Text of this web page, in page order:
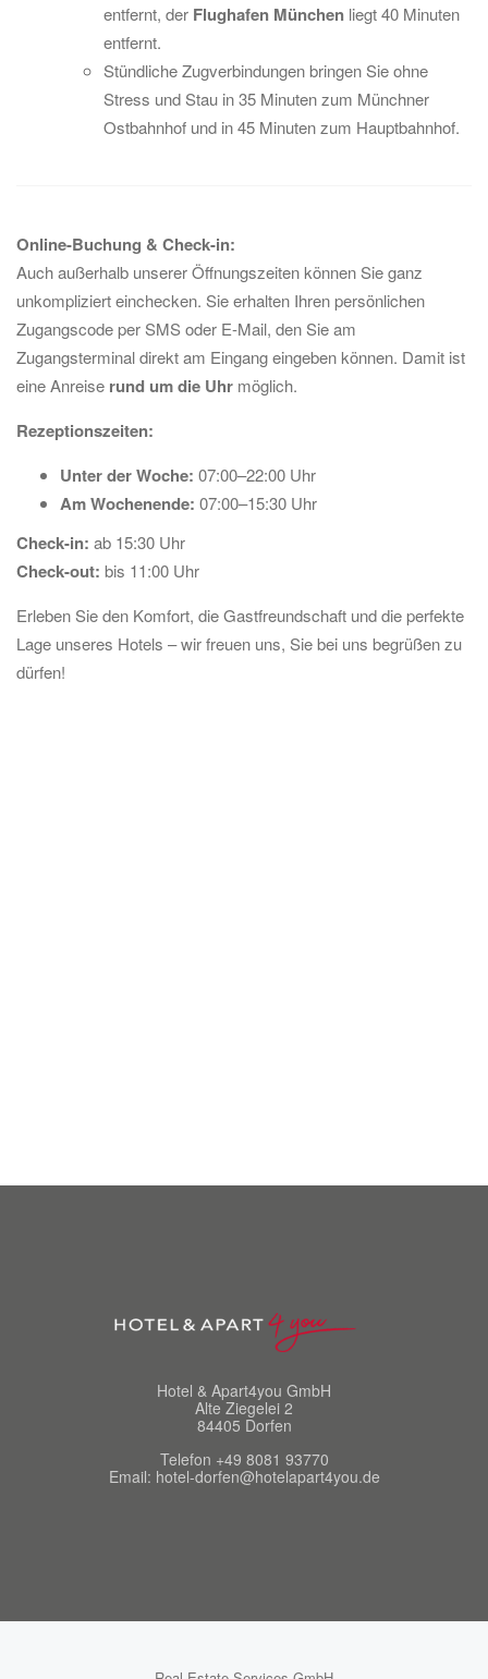
entfernt, der Flughafen München liegt 40 Minuten
entfernt.
Stündliche Zugverbindungen bringen Sie ohne
Stress und Stau in 35 Minuten zum Münchner
Ostbahnhof und in 45 Minuten zum Hauptbahnhof.
Online-Buchung & Check-in:
Auch außerhalb unserer Öffnungszeiten können Sie ganz
unkompliziert einchecken. Sie erhalten Ihren persönlichen
Zugangscode per SMS oder E-Mail, den Sie am
Zugangsterminal direkt am Eingang eingeben können. Damit ist
eine Anreise rund um die Uhr möglich.
Rezeptionszeiten:
Unter der Woche: 07:00–22:00 Uhr
Am Wochenende: 07:00–15:30 Uhr
Check-in: ab 15:30 Uhr
Check-out: bis 11:00 Uhr
Erleben Sie den Komfort, die Gastfreundschaft und die perfekte
Lage unseres Hotels – wir freuen uns, Sie bei uns begrüßen zu
dürfen!
Hotel & Apart4you GmbH
Alte Ziegelei 2
84405 Dorfen
Telefon +49 8081 93770
Email: hotel-dorfen@hotelapart4you.de